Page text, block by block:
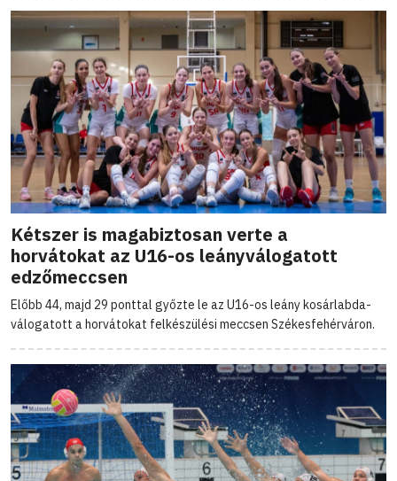
Kétszer is magabiztosan verte a
horvátokat az U16-os leányválogatott
edzőmeccsen
Előbb 44, majd 29 ponttal győzte le az U16-os leány kosárlabda-
válogatott a horvátokat felkészülési meccsen Székesfehérváron.